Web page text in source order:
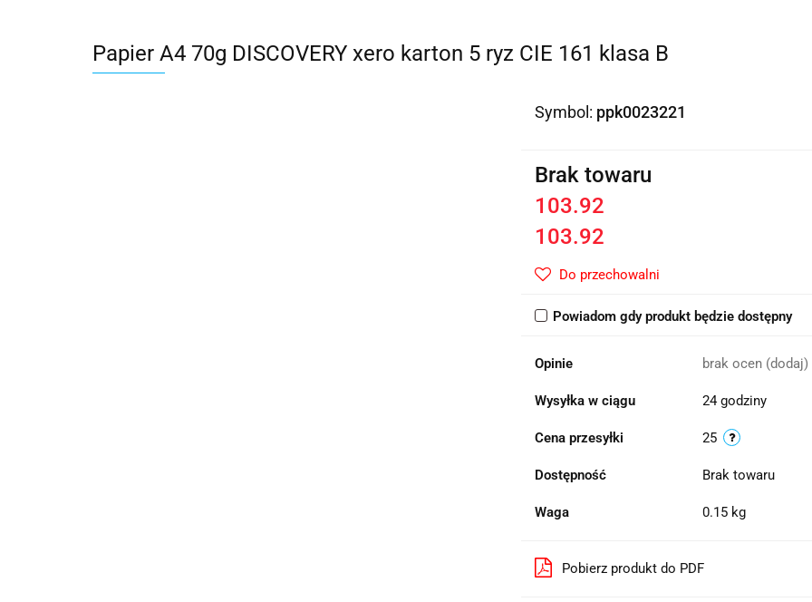
Papier A4 70g DISCOVERY xero karton 5 ryz CIE 161 klasa B
Symbol: ppk0023221
Brak towaru
103.92
103.92
Do przechowalni
Powiadom gdy produkt będzie dostępny
Opinie brak ocen (dodaj)
Wysyłka w ciągu 24 godziny
Cena przesyłki 25
Dostępność Brak towaru
Waga 0.15 kg
Pobierz produkt do PDF